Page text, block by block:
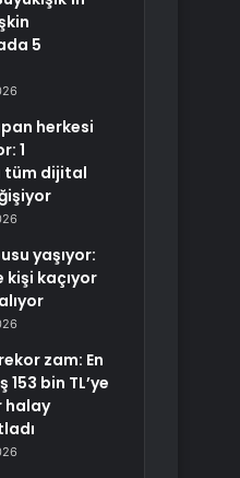
5
herkesi
1
tüm dijital
yaşıyor:
kişi kaçıyor
zam: En
bin TL’ye
halay